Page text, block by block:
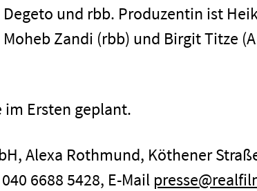
Degeto und rbb. Produzentin ist
Zandi (rbb) und Birgit Titze
im Ersten geplant.
Alexa Rothmund, Köthener
6688 5428, E-Mail